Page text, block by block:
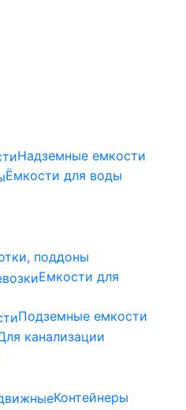
Надземные емкости
Ёмкости для воды
поддоны
Емкости для
Подземные емкости
канализации
Контейнеры